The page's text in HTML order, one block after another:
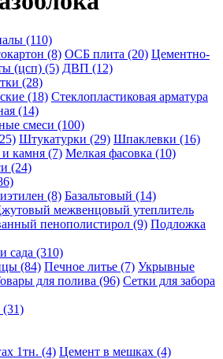
(110)
(8) ОСБ плита (20) Цементно-
(цсп) (5) ДВП (12)
(28)
(18) Стеклопластиковая арматура
(14)
смеси (100)
Штукатурки (29) Шпаклевки (16)
камня (7) Мелкая фасовка (10)
(24)
(8) Базальтовый (14)
межвенцовый утеплитель
пенополистирол (9) Подложка
сада (310)
(84) Печное литье (7) Укрывные
для полива (96) Сетки для забора
(31)
1тн. (4) Цемент в мешках (4)